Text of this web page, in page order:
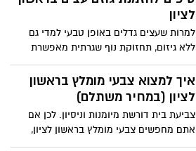
לציון
למרות שעצים גדלים באופן טבעי למדי גם
ללא גיזום, תחזוקת נוף שגרתית מאפשרת
לעצים שלכם למצות את מלוא הפוטנציאל
שלהם ולצמוח באופן טוב יותר. גיזום עצים
תורם לבריאות של העץ כשהוא מתמקד
בהסרת ענפים חולים, יבשים או ענפים
צפופים שפוגעים זה בזה, ובעיקר הגיזום
הופך את העץ לבריא ויפה הרבה יותר.
איך למצוא צבעי מומלץ בראשון
לציון (במחיר משתלם)
צביעת בית דורשת מיומנות וניסיון. לכן אם
אתם מחפשים צבעי מומלץ בראשון לציון,
עליכם להבטיח שהצביעה תיעשה באופן